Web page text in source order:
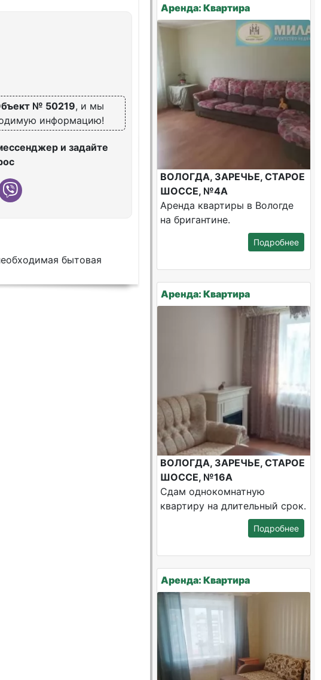
№ 50219, и мы
информацию!
и задайте
бытовая
Аренда: Квартира
ВОЛОГДА, ЗАРЕЧЬЕ, СТАРОЕ
ШОССЕ, №4А
Аренда квартиры в Вологде
на бригантине.
Подробнее
Аренда: Квартира
ВОЛОГДА, ЗАРЕЧЬЕ, СТАРОЕ
ШОССЕ, №16А
Сдам однокомнатную
квартиру на длительный срок.
Подробнее
Аренда: Квартира